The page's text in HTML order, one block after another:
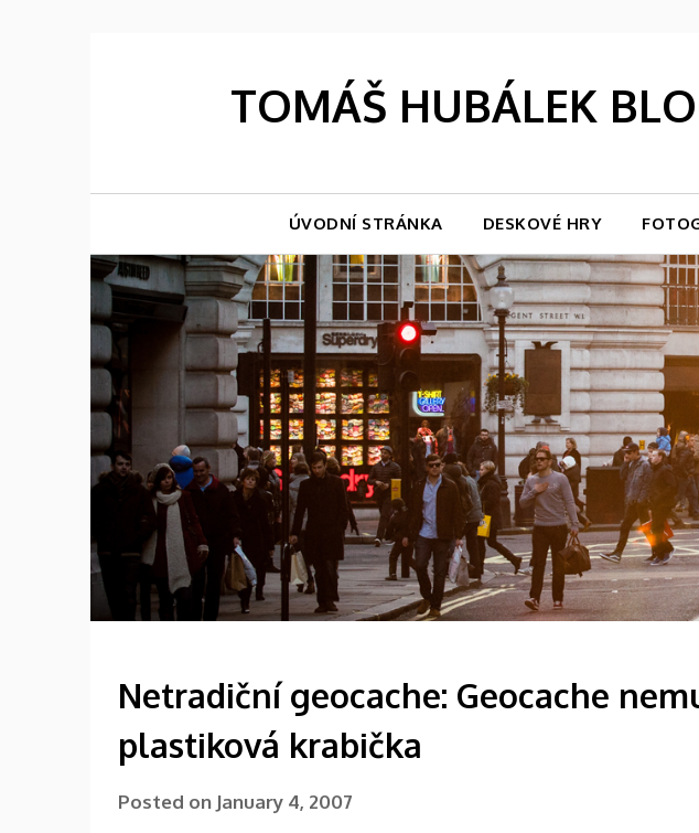
TOMÁŠ HUBÁLEK
ÚVODNÍ STRÁNKA DESKOVÉ HRY
Netradiční geocache: Geocache
plastiková krabička
Posted on January 4, 2007